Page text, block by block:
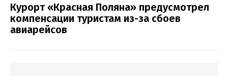
Курорт «Красная Поляна» предусмотрел
компенсации туристам из-за сбоев
авиарейсов